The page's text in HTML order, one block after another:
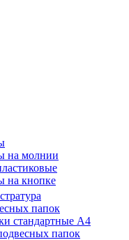
на молнии
на кнопке
папок
стандартные А4
папок